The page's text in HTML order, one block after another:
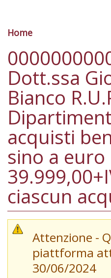
Tu sei qui
Home
Dott.ssa
Bianco
acquisti
sino a euro
ciascun
Attenzione -
piattforma
30/06/2024